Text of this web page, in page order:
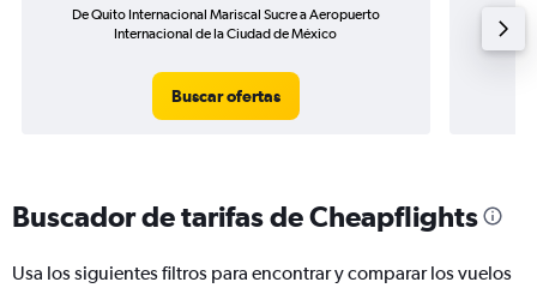
De Quito Internacional Mariscal Sucre a Aeropuerto
Internacional de la Ciudad de México
Buscar ofertas
Buscador de tarifas de Cheapflights
Usa los siguientes filtros para encontrar y comparar los vuelos